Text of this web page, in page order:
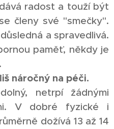
radost a touží být
členy své "smečky".
a spravedlivá.
paměť, někdy je
náročný na péči.
netrpí žádnými
V dobré fyzické i
dožívá 13 až 14